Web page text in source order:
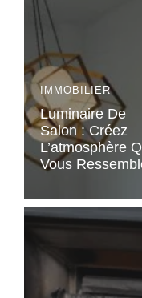
IMMOBILIER
Luminaire De
Salon : Créez
L’atmosphère
Vous